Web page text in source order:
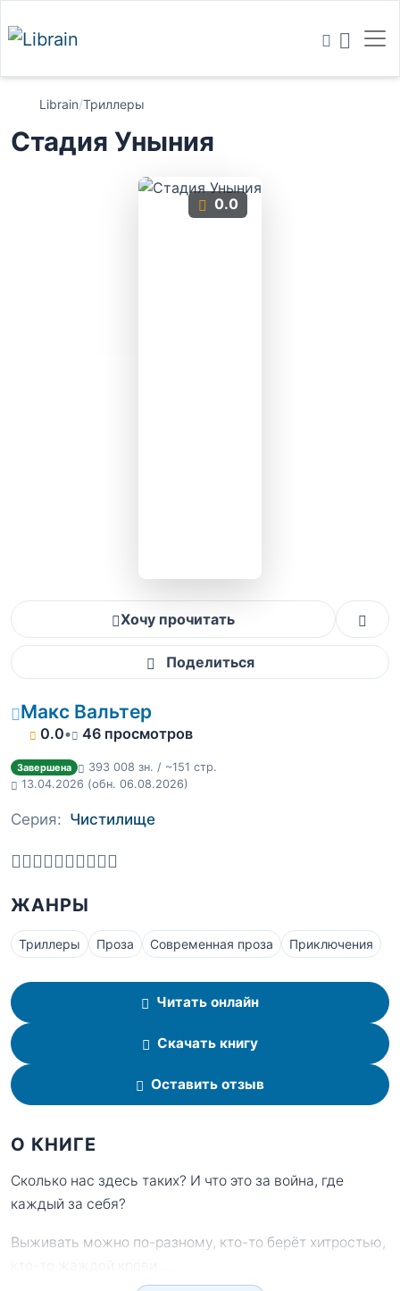
Librain/Триллеры
Стадия Уныния
0.0
Хочу прочитать
Поделиться
Макс Вальтер
0.0• 46 просмотров
Завершена
393 008 зн. / ~151 стр.
13.04.2026 (обн. 06.08.2026)
Серия: Чистилище
ЖАНРЫ
Триллеры Проза Современная проза Приключения
Читать онлайн
Скачать книгу
Оставить отзыв
О КНИГЕ
Сколько нас здесь таких? И что это за война, где
каждый за себя?
Выживать можно по-разному, кто-то берёт хитростью,